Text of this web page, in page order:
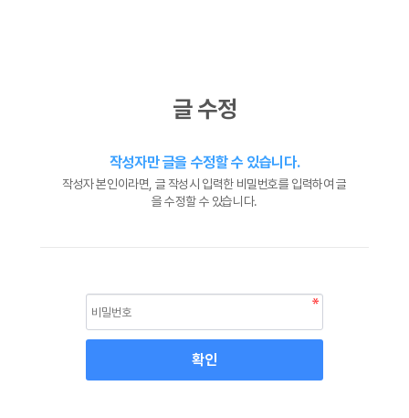
글 수정
작성자만 글을 수정할 수 있습니다.
작성자 본인이라면, 글 작성시 입력한 비밀번호를 입력하여 글
을 수정할 수 있습니다.